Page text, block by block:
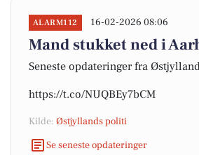
ALARM112 16-02-2026 08:06
Mand stukket ned i
Seneste opdateringer fra
https://t.co/NUQBEy7bCM
Kilde: Østjyllands politi
Se seneste opdateringer